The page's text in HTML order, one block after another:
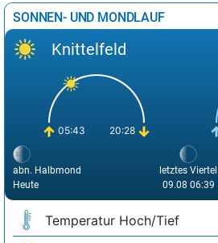
SONNEN- UND MONDLAUF
Knittelfeld
05:43 20:28
abn. Halbmond
Heute
letztes Viertel
09.08 06:39
Temperatur Hoch/Tief